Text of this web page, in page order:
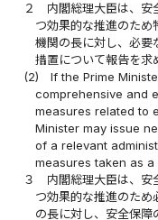
２
内閣総理大臣は、安
つ効果的な推進のため
機関の長に対し、必要
措置について報告を求
(2)
If the Prime
comprehensive and
measures related to
Minister may issue
of a relevant
measures taken as
３
内閣総理大臣は、安
つ効果的な推進のため
の長に対し、安全保